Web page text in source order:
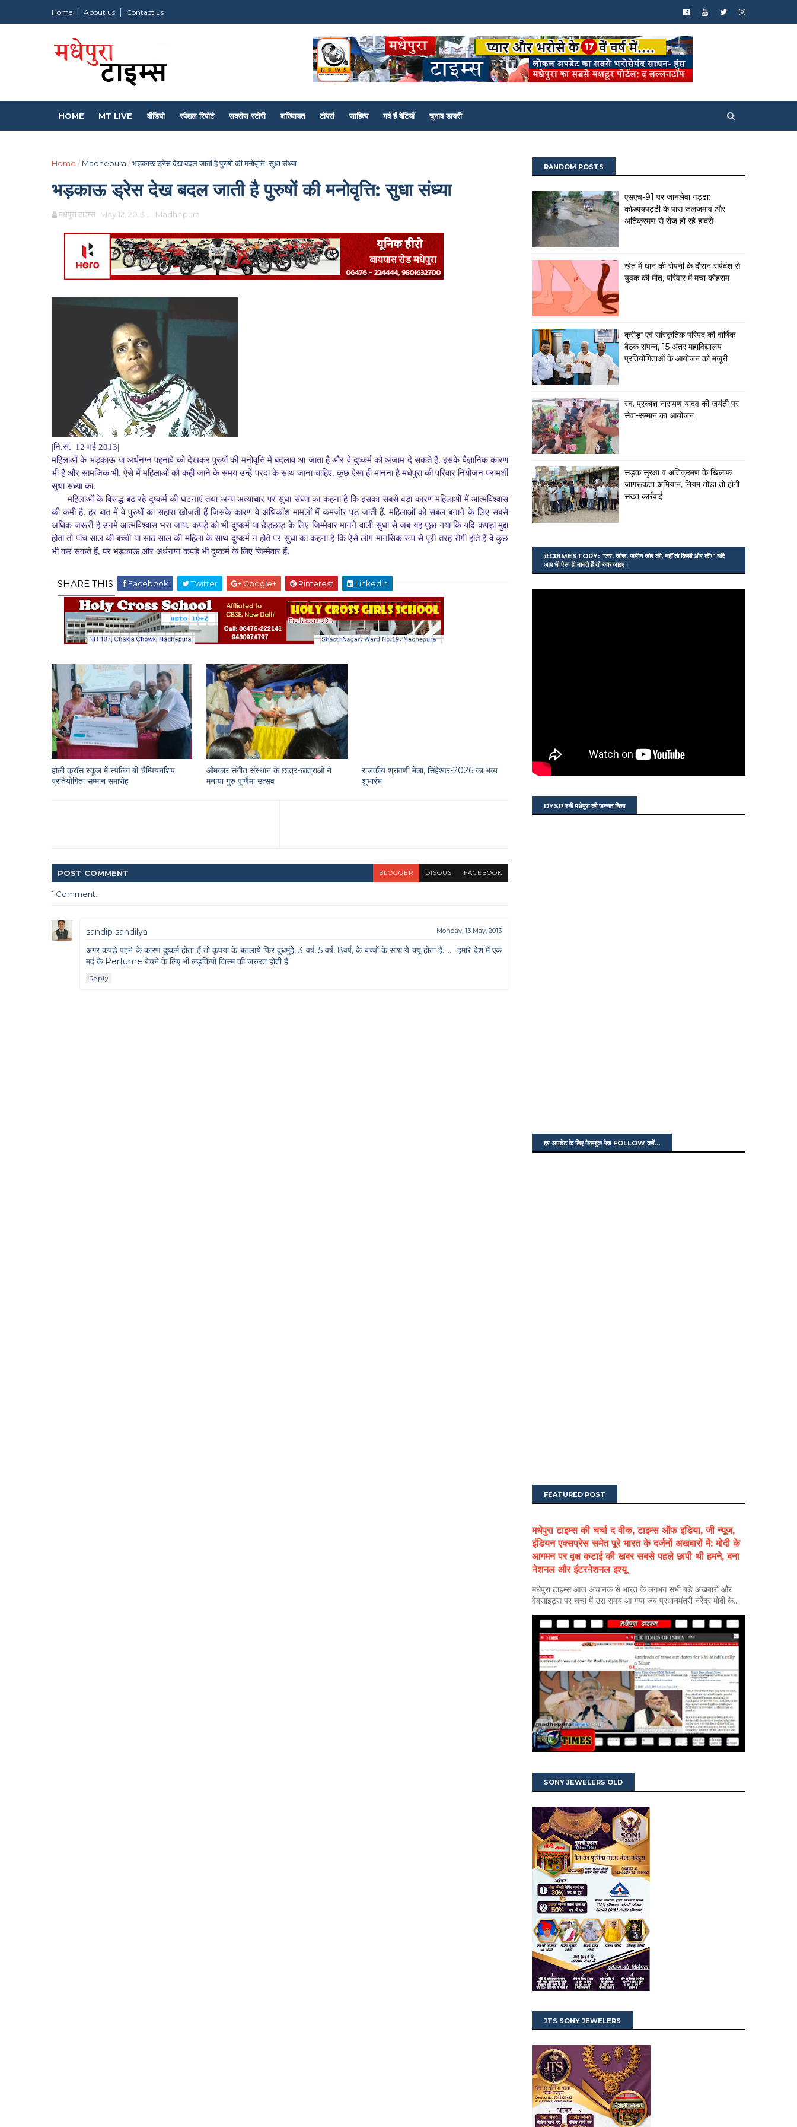
Home About us Contact us
HOME MT LIVE वीडियो स्पेशल रिपोर्ट सक्सेस स्टोरी शख्सियत टॉपर्स साहित्य गर्व हैं बेटियाँ चुनाव डायरी
Home / Madhepura /भड़काऊ ड्रेस देख बदल जाती है पुरुषों की मनोवृत्ति: सुधा संध्या
भड़काऊ ड्रेस देख बदल जाती है पुरुषों की मनोवृत्ति: सुधा संध्या
मधेपुरा टाइम्स May 12, 2013 - Madhepura
|नि.सं.| 12 मई 2013|
महिलाओं के भड़काऊ या अर्धनग्न पहनावे को देखकर पुरुषों की मनोवृत्ति में बदलाव आ जाता है और वे दुष्कर्म को अंजाम दे सकते हैं. इसके वैज्ञानिक कारण
भी हैं और सामजिक भी. ऐसे में महिलाओं को कहीं जाने के समय उन्हें परदा के साथ जाना चाहिए. कुछ ऐसा ही मानना है मधेपुरा की परिवार नियोजन परामर्शी
सुधा संध्या का.
महिलाओं के विरूद्ध बढ़ रहे दुष्कर्म की घटनाएं तथा अन्य अत्याचार पर सुधा संध्या का कहना है कि इसका सबसे बड़ा कारण महिलाओं में आत्मविश्वास
की कमी है. हर बात में वे पुरुषों का सहारा खोजती हैं जिसके कारण वे अधिकाँश मामलों में कमजोर पड़ जाती हैं. महिलाओं को सबल बनाने के लिए सबसे
अधिक जरूरी है उनमे आत्मविश्वास भरा जाय. कपड़े को भी दुष्कर्म या छेड़छाड़ के लिए जिम्मेवार मानने वाली सुधा से जब यह पूछा गया कि यदि कपड़ा मुद्दा
होता तो पांच साल की बच्ची या साठ साल की महिला के साथ दुष्कर्म न होते पर सुधा का कहना है कि ऐसे लोग मानसिक रूप से पूरी तरह रोगी होते हैं वे कुछ
भी कर सकते हैं, पर भड़काऊ और अर्धनग्न कपड़े भी दुष्कर्म के लिए जिम्मेवार हैं.
SHARE THIS: Facebook Twitter Google+ Pinterest Linkedin
होली क्रॉस स्कूल में स्पेलिंग बी चैम्पियनशिप
प्रतियोगिता सम्मान समारोह
ओमकार संगीत संस्थान के छात्र-छात्राओं ने
मनाया गुरु पूर्णिमा उत्सव
राजकीय श्रावणी मेला, सिंहेश्वर-2026 का भव्य
शुभारंभ
POST COMMENT BLOGGER DISQUS FACEBOOK
1 Comment:
sandip sandilya Monday, 13 May, 2013
अगर कपड़े पहने के कारण दुष्कर्म होता हैं तो कृपया के बतलाये फिर दुधमुंहे, 3 वर्ष, 5 वर्ष, 8वर्ष, के बच्चों के साथ ये क्यू होता हैं....... हमारे देश में एक
मर्द के Perfume बेचने के लिए भी लड़कियों जिस्म की जरुरत होती हैं
Reply
RANDOM POSTS
एसएच-91 पर जानलेवा गड्ढा:
कोल्हायपट्टी के पास जलजमाव और
अतिक्रमण से रोज हो रहे हादसे
खेत में धान की रोपनी के दौरान सर्पदंश से
युवक की मौत, परिवार में मचा कोहराम
क्रीड़ा एवं सांस्कृतिक परिषद की वार्षिक
बैठक संपन्न, 15 अंतर महाविद्यालय
प्रतियोगिताओं के आयोजन को मंजूरी
स्व. प्रकाश नारायण यादव की जयंती पर
सेवा-सम्मान का आयोजन
सड़क सुरक्षा व अतिक्रमण के खिलाफ
जागरूकता अभियान, नियम तोड़ा तो होगी
सख्त कार्रवाई
#CRIMESTORY: "जर, जोरू, जमीन जोर की, नहीं तो किसी और की!" यदि
आप भी ऐसा ही मानते हैं तो रुक जाइए।
DYSP बनी मधेपुरा की जन्नत निशा
हर अपडेट के लिए फेसबुक पेज FOLLOW करें...
FEATURED POST
मधेपुरा टाइम्स की चर्चा द वीक, टाइम्स ऑफ इंडिया, जी न्यूज,
इंडियन एक्सप्रेस समेत पूरे भारत के दर्जनों अखबारों में: मोदी के
आगमन पर वृक्ष कटाई की खबर सबसे पहले छापी थी हमने, बना
नेशनल और इंटरनेशनल इश्यू
मधेपुरा टाइम्स आज अचानक से भारत के लगभग सभी बड़े अखबारों और
वेबसाइट्स पर चर्चा में उस समय आ गया जब प्रधानमंत्री नरेंद्र मोदी के...
SONY JEWELERS OLD
JTS SONY JEWELERS